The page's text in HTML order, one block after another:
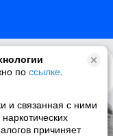
по ссылке
и связанная с ними
причиняет